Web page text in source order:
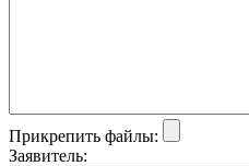
Прикрепить файлы:
Заявитель: